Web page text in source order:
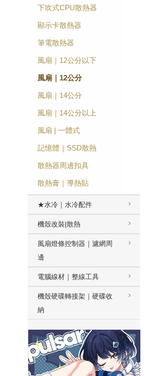
下吹式CPU散熱器
顯示卡散熱器
筆電散熱器
風扇｜12公分以下
風扇｜12公分
風扇｜14公分
風扇｜14公分以上
風扇 | 一體式
記憶體｜SSD散熱
散熱器周邊扣具
散熱膏｜導熱貼
★水冷｜水冷配件
機殼改裝|散熱
風扇燈條控制器｜濾網周
邊
電腦線材｜整線工具
機殼硬碟轉接架｜硬碟收
納